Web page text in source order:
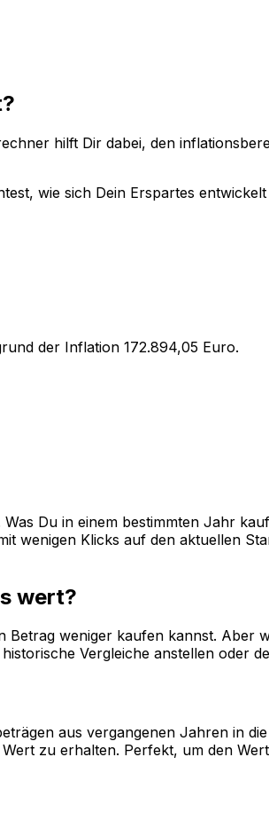
hilft Dir dabei, den
wie sich Dein Erspartes
der Inflation 172.894,05 Euro.
Du in einem bestimmten Jahr
wenigen Klicks auf den aktuellen
wert?
weniger kaufen kannst. Aber
Vergleiche anstellen oder
aus vergangenen Jahren in
zu erhalten. Perfekt, um den